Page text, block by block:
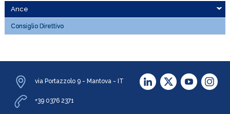
Ance
Consiglio Direttivo
via Portazzolo 9 - Mantova - IT
+39 0376 2371